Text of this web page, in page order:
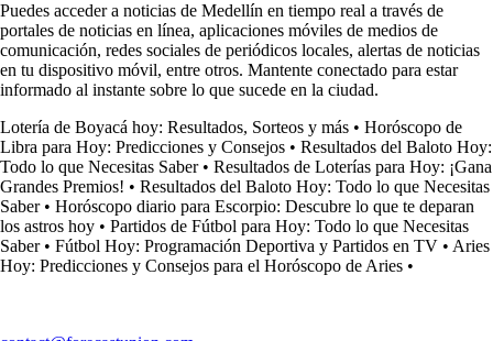
Puedes acceder a noticias de Medellín en tiempo real a través de
portales de noticias en línea, aplicaciones móviles de medios de
comunicación, redes sociales de periódicos locales, alertas de noticias
en tu dispositivo móvil, entre otros. Mantente conectado para estar
informado al instante sobre lo que sucede en la ciudad.
Lotería de Boyacá hoy: Resultados, Sorteos y más • Horóscopo de
Libra para Hoy: Predicciones y Consejos • Resultados del Baloto Hoy:
Todo lo que Necesitas Saber• Resultados de Loterías para Hoy: ¡Gana
Grandes Premios! • Resultados del Baloto Hoy: Todo lo que Necesitas
Saber• Horóscopo diario para Escorpio: Descubre lo que te deparan
los astros hoy • Partidos de Fútbol para Hoy: Todo lo que Necesitas
Saber• Fútbol Hoy: Programación Deportiva y Partidos en TV • Aries
Hoy: Predicciones y Consejos para el Horóscopo de Aries •